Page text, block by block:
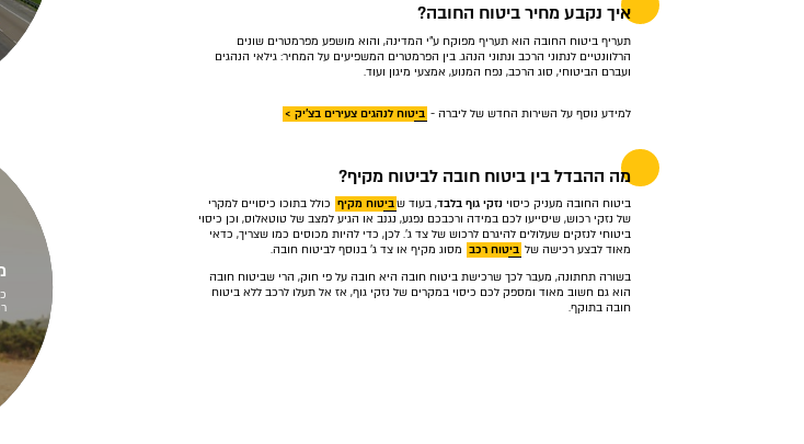
איך נקבע מחיר ביטוח החובה?
תעריף ביטוח החובה הוא תעריף מפוקח ע"י המדינה, והוא מושפע מפרמטרים שונים
הרלוונטיים לנתוני הרכב ונתוני הנהג. בין הפרמטרים המשפיעים על המחיר: גילאי הנהגים
ועברם הביטוחי, סוג הרכב, נפח המנוע, אמצעי מיגון ועוד.
למידע נוסף על השירות החדש של ליברה - ביטוח לנהגים צעירים בצ'יק >
מה ההבדל בין ביטוח חובה לביטוח מקיף?
ביטוח החובה מעניק כיסוי נזקי גוף בלבד, בעוד שביטוח מקיף כולל בתוכו כיסויים למקרי
של נזקי רכוש, שיסייעו לכם במידה ורכבכם נפגע, נגנב או הגיע למצב של טוטאלוס, וכן כיסוי
ביטוחי לנזקים שעלולים להיגרם לרכוש של צד ג'. לכן, כדי להיות מכוסים כמו שצריך, כדאי
מאוד לבצע רכישה של ביטוח רכב מסוג מקיף או צד ג' בנוסף לביטוח חובה.
בשורה תחתונה, מעבר לכך שרכישת ביטוח חובה היא חובה על פי חוק, הרי שביטוח חובה
הוא גם חשוב מאוד ומספק לכם כיסוי במקרים של נזקי גוף, אז אל תעלו לרכב ללא ביטוח
חובה בתוקף.